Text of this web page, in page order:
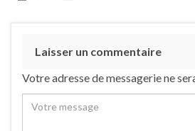
Laisser un commentaire
Votre adresse de messagerie ne